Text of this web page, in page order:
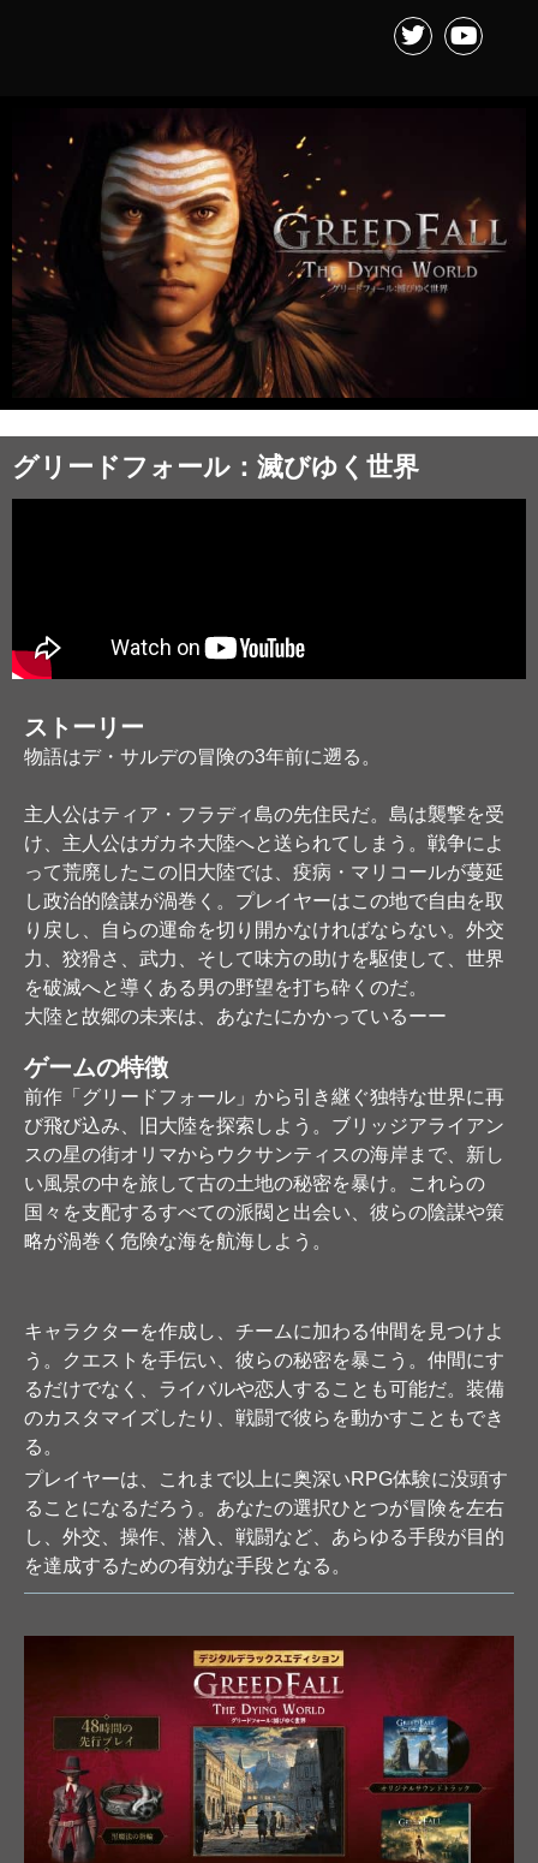
グリードフォール：滅びゆく世界
ストーリー
物語はデ・サルデの冒険の3年前に遡る。
主人公はティア・フラディ島の先住民だ。島は襲撃を受
け、主人公はガカネ大陸へと送られてしまう。戦争によ
って荒廃したこの旧大陸では、疫病・マリコールが蔓延
し政治的陰謀が渦巻く。プレイヤーはこの地で自由を取
り戻し、自らの運命を切り開かなければならない。外交
力、狡猾さ、武力、そして味方の助けを駆使して、世界
を破滅へと導くある男の野望を打ち砕くのだ。
大陸と故郷の未来は、あなたにかかっているーー
ゲームの特徴
前作「グリードフォール」から引き継ぐ独特な世界に再
び飛び込み、旧大陸を探索しよう。ブリッジアライアン
スの星の街オリマからウクサンティスの海岸まで、新し
い風景の中を旅して古の土地の秘密を暴け。これらの
国々を支配するすべての派閥と出会い、彼らの陰謀や策
略が渦巻く危険な海を航海しよう。
キャラクターを作成し、チームに加わる仲間を見つけよ
う。クエストを手伝い、彼らの秘密を暴こう。仲間にす
るだけでなく、ライバルや恋人することも可能だ。装備
のカスタマイズしたり、戦闘で彼らを動かすこともでき
る。
プレイヤーは、これまで以上に奥深いRPG体験に没頭す
ることになるだろう。あなたの選択ひとつが冒険を左右
し、外交、操作、潜入、戦闘など、あらゆる手段が目的
を達成するための有効な手段となる。